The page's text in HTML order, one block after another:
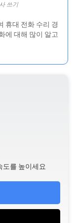
쓰기
휴대 전화 수리 경
에 대해 많이 알고
도를 높이세요